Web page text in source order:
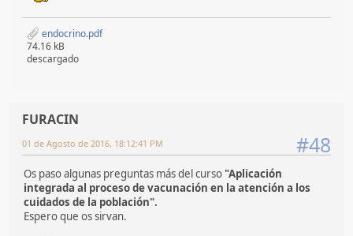
endocrino.pdf
74.16 kB
descargado
FURACIN
#48
01 de Agosto de 2016, 18:12:41 PM
Os paso algunas preguntas más del curso "Aplicación
integrada al proceso de vacunación en la atención a los
cuidados de la población".
Espero que os sirvan.